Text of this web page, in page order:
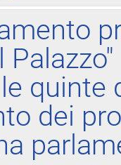
Palazzo"
quinte
dei